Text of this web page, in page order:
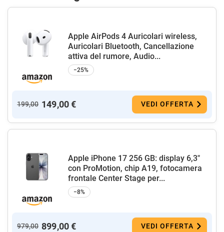
Apple AirPods 4 Auricolari wireless,
Auricolari Bluetooth, Cancellazione
attiva del rumore, Audio...
−25%
199,00 149,00 € VEDI OFFERTA
Apple iPhone 17 256 GB: display 6,3"
con ProMotion, chip A19, fotocamera
frontale Center Stage per...
−8%
979,00 899,00 € VEDI OFFERTA